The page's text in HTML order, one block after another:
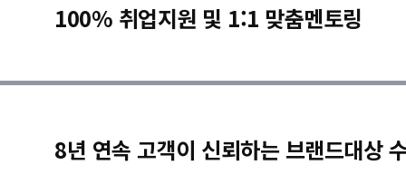
100% 취업지원 및 1:1 맞춤멘토링
8년 연속 고객이 신뢰하는 브랜드대상